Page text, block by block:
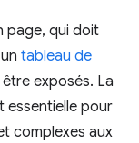
page, qui doit
tableau de
exposés. La
essentielle pour
complexes aux